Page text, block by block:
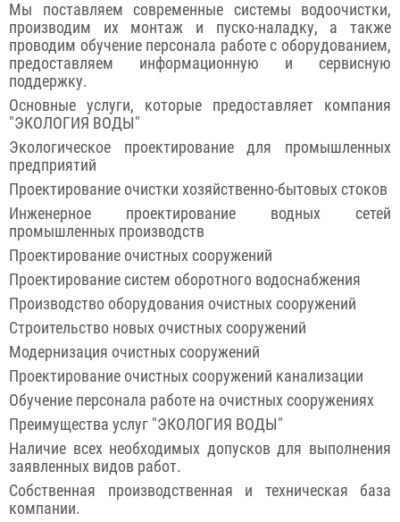
Мы поставляем современные системы водоочистки,
производим их монтаж и пуско-наладку, а также
проводим обучение персонала работе с оборудованием,
предоставляем информационную и сервисную
поддержку.
Основные услуги, которые предоставляет компания
"ЭКОЛОГИЯ ВОДЫ"
Экологическое проектирование для промышленных
предприятий
Проектирование очистки хозяйственно-бытовых стоков
Инженерное проектирование водных сетей
промышленных производств
Проектирование очистных сооружений
Проектирование систем оборотного водоснабжения
Производство оборудования очистных сооружений
Строительство новых очистных сооружений
Модернизация очистных сооружений
Проектирование очистных сооружений канализации
Обучение персонала работе на очистных сооружениях
Преимущества услуг "ЭКОЛОГИЯ ВОДЫ"
Наличие всех необходимых допусков для выполнения
заявленных видов работ.
Собственная производственная и техническая база
компании.